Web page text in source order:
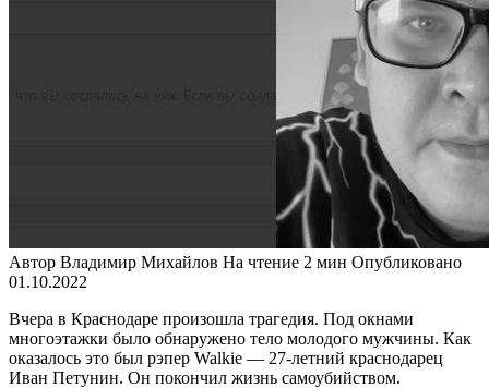
Автор Владимир Михайлов На чтение 2 мин Опубликовано
01.10.2022
Вчера в Краснодаре произошла трагедия. Под окнами
многоэтажки было обнаружено тело молодого мужчины. Как
оказалось это был рэпер Walkie — 27-летний краснодарец
Иван Петунин. Он покончил жизнь самоубийством.